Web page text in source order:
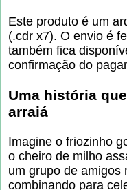
Este produto é um
(.cdr x7). O envio é
também fica
confirmação do
Uma história
arraiá
Imagine o friozinho
o cheiro de milho
um grupo de amigos
combinando para